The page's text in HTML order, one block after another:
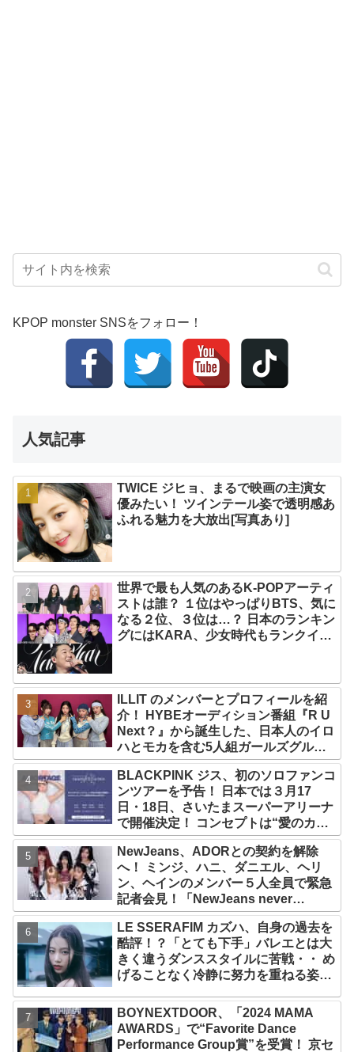
KPOP monster SNSをフォロー！
人気記事
TWICE ジヒョ、まるで映画の主演女
優みたい！ ツインテール姿で透明感あ
ふれる魅力を大放出[写真あり]
世界で最も人気のあるK-POPアーティ
ストは誰？ １位はやっぱりBTS、気に
なる２位、３位は…？ 日本のランキン
グにはKARA、少女時代もランクイ
ILLIT のメンバーとプロフィールを紹
介！ HYBEオーディション番組『R U
Next？』から誕生した、日本人のイロ
ハとモカを含む5人組ガールズグルー
プ！ デビュー曲「Magnetic」がいき
なりの大ヒット
BLACKPINK ジス、初のソロファンコ
ンツアーを予告！ 日本では３月17
日・18日、さいたまスーパーアリーナ
で開催決定！ コンセプトは“愛のカケ
ラ”！？ 14日には新アルバム
『AMORTAGE』もリリース
NewJeans、ADORとの契約を解除
へ！ ミンジ、ハニ、ダニエル、ヘリ
ン、ヘインのメンバー５人全員で緊急
記者会見！「NewJeans never
dies!」と微笑みの宣言！ ADOR側、
2029年まで契約有効と主張
LE SSERAFIM カズハ、自身の過去を
酷評！？「とても下手」バレエとは大
きく違うダンススタイルに苦戦・・ め
げることなく冷静に努力を重ねる姿に
BOYNEXTDOOR、「2024 MAMA
AWARDS」で“Favorite Dance
Performance Group賞”を受賞！ 京セ